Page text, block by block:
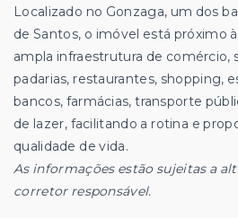
Localizado no Gonzaga, um dos
de Santos, o imóvel está próximo
ampla infraestrutura de comércio,
padarias, restaurantes, shopping,
bancos, farmácias, transporte
de lazer, facilitando a rotina e
qualidade de vida.
As informações estão sujeitas a
corretor responsável.